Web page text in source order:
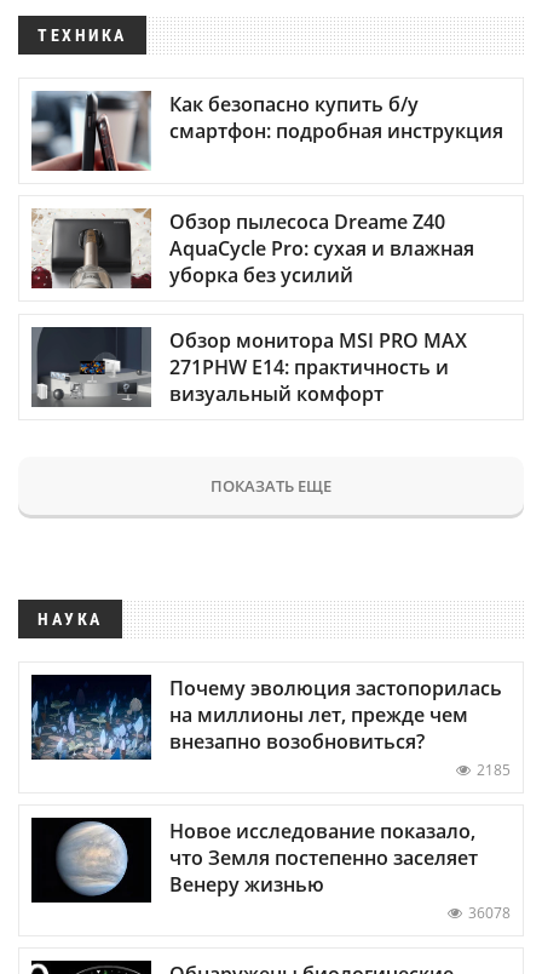
ТЕХНИКА
Как безопасно купить б/у
смартфон: подробная инструкция
Обзор пылесоса Dreame Z40
AquaCycle Pro: сухая и влажная
уборка без усилий
Обзор монитора MSI PRO MAX
271PHW E14: практичность и
визуальный комфорт
ПОКАЗАТЬ ЕЩЕ
НАУКА
Почему эволюция застопорилась
на миллионы лет, прежде чем
внезапно возобновиться?
2185
Новое исследование показало,
что Земля постепенно заселяет
Венеру жизнью
36078